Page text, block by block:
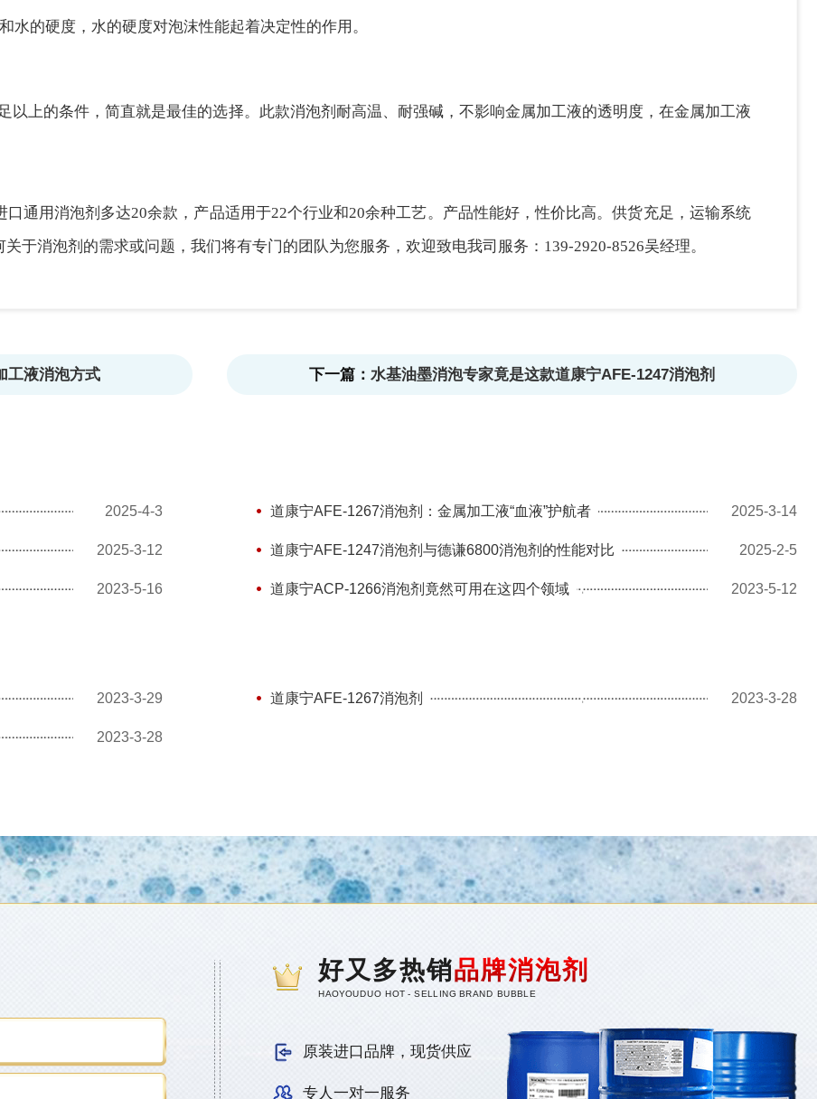
的硬度，水的硬度对泡沫性能起着决定性的作用。
以上的条件，简直就是最佳的选择。此款消泡剂耐高温、耐强碱，不影响金属加工液的透明度，在金属加工液
通用消泡剂多达20余款，产品适用于22个行业和20余种工艺。产品性能好，性价比高。供货充足，运输系统
于消泡剂的需求或问题，我们将有专门的团队为您服务，欢迎致电我司服务：139-2920-8526吴经理。
工液消泡方式 下一篇： 水基油墨消泡专家竟是这款道康宁AFE-1247消泡剂
2025-4-3 道康宁AFE-1267消泡剂：金属加工液“血液”护航者 2025-3-14
2025-3-12 道康宁AFE-1247消泡剂与德谦6800消泡剂的性能对比 2025-2-5
2023-5-16 道康宁ACP-1266消泡剂竟然可用在这四个领域 2023-5-12
2023-3-29 道康宁AFE-1267消泡剂 2023-3-28
2023-3-28
好又多热销品牌消泡剂
HAOYOUDUO HOT - SELLING BRAND BUBBLE
原装进口品牌，现货供应
专人一对一服务